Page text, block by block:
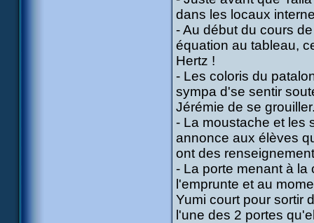
dans les locaux
- Au début du cours
équation au tableau,
Hertz !
- Les coloris du
sympa d'se sentir
Jérémie de se
- La moustache et les
annonce aux élèves
ont des
- La porte menant à la
l'emprunte et au
Yumi court pour sortir
l'une des 2 portes